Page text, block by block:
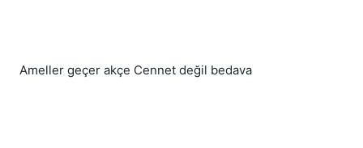
Ameller geçer akçe Cennet değil bedava